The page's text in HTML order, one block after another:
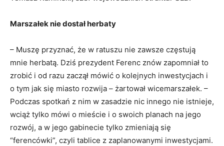
Marszałek nie dostał herbaty
– Muszę przyznać, że w ratuszu nie zawsze częstują
mnie herbatą. Dziś prezydent Ferenc znów zapomniał to
zrobić i od razu zaczął mówić o kolejnych inwestycjach i
o tym jak się miasto rozwija – żartował wicemarszałek. –
Podczas spotkań z nim w zasadzie nic innego nie istnieje,
wciąż tylko mówi o mieście i o swoich planach na jego
rozwój, a w jego gabinecie tylko zmieniają się
“ferencówki”, czyli tablice z zaplanowanymi inwestycjami.